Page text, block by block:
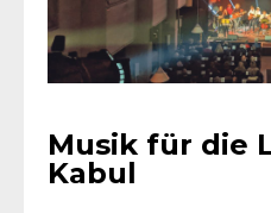
Musik für die
Kabul